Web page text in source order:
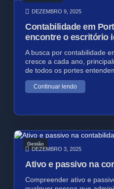
DEZEMBRO 9, 2025
Contabilidade em
encontre o escritório
A busca por contabilidade
cresce a cada ano,
de todos os portes
Continuar lendo
Gestão
DEZEMBRO 3, 2025
Ativo e passivo na
Compreender ativo e